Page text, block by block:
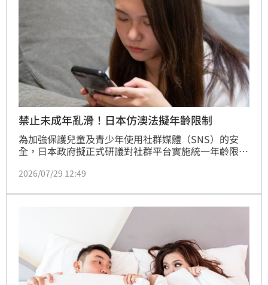
禁止未成年亂滑！日本仿澳法擬年齡限制
為加強保護兒童及青少年使用社群媒體（SNS）的安
全，日本政府擬正式研議對社群平台實施統一年齡限
期中報告草案中，預計首度納入相關政策方向，並參考
制度。
2026/07/29 12:49